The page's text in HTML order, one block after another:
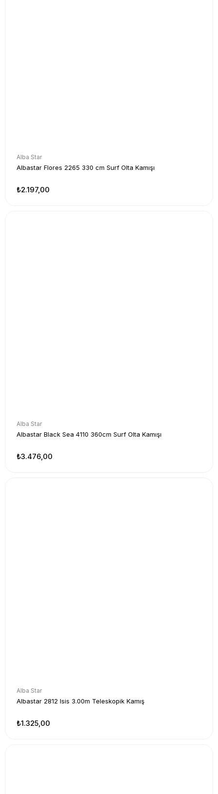
Alba Star
Albastar Flores 2265 330 cm Surf Olta Kamışı
₺2.197,00
Alba Star
Albastar Black Sea 4110 360cm Surf Olta Kamışı
₺3.476,00
Alba Star
Albastar 2812 Isis 3.00m Teleskopik Kamış
₺1.325,00